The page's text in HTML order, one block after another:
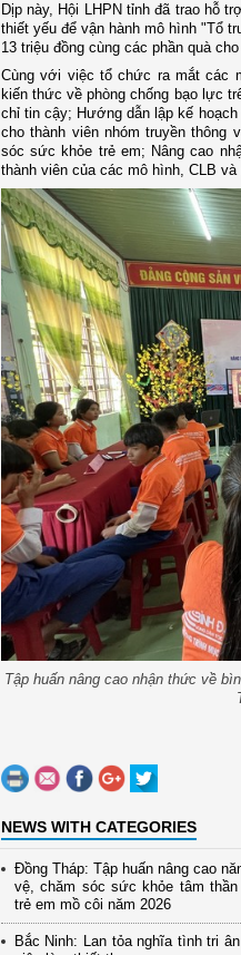
Dịp này, Hội LHPN tỉnh đã trao hỗ
thiết yếu để vận hành mô hình "Tổ
13 triệu đồng cùng các phần quà
Cùng với việc tổ chức ra mắt các
kiến thức về phòng chống bạo lực
chỉ tin cậy; Hướng dẫn lập kế
cho thành viên nhóm truyền thông
sóc sức khỏe trẻ em; Nâng cao
thành viên của các mô hình, CLB
Tập huấn nâng cao nhận thức về
NEWS WITH CATEGORIES
Đồng Tháp: Tập huấn nâng cao
vệ, chăm sóc sức khỏe tâm
trẻ em mồ côi năm 2026
Bắc Ninh: Lan tỏa nghĩa tình tri